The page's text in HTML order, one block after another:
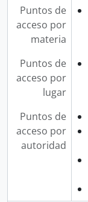
Puntos de
acceso por
materia
Puntos de
acceso por
lugar
Puntos de
acceso por
autoridad